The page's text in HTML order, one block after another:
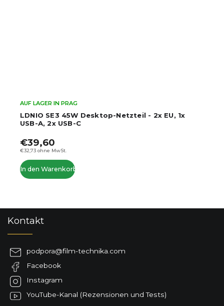
LDNIO SE3 45W Desktop-Netzteil - 2x EU, 1x
USB-A, 2x USB-C
AUF LAGER IN PRAG
€32,73 ohne MwSt.
€39,60
In den Warenkorb
Kontakt
podpora@film-technika.com
Facebook
Instagram
YouTube-Kanal (Rezensionen und Tests)